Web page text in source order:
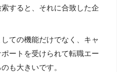
すると、それに合致した企
ての機能だけでなく、キャ
ートを受けられて転職エー
も大きいです。